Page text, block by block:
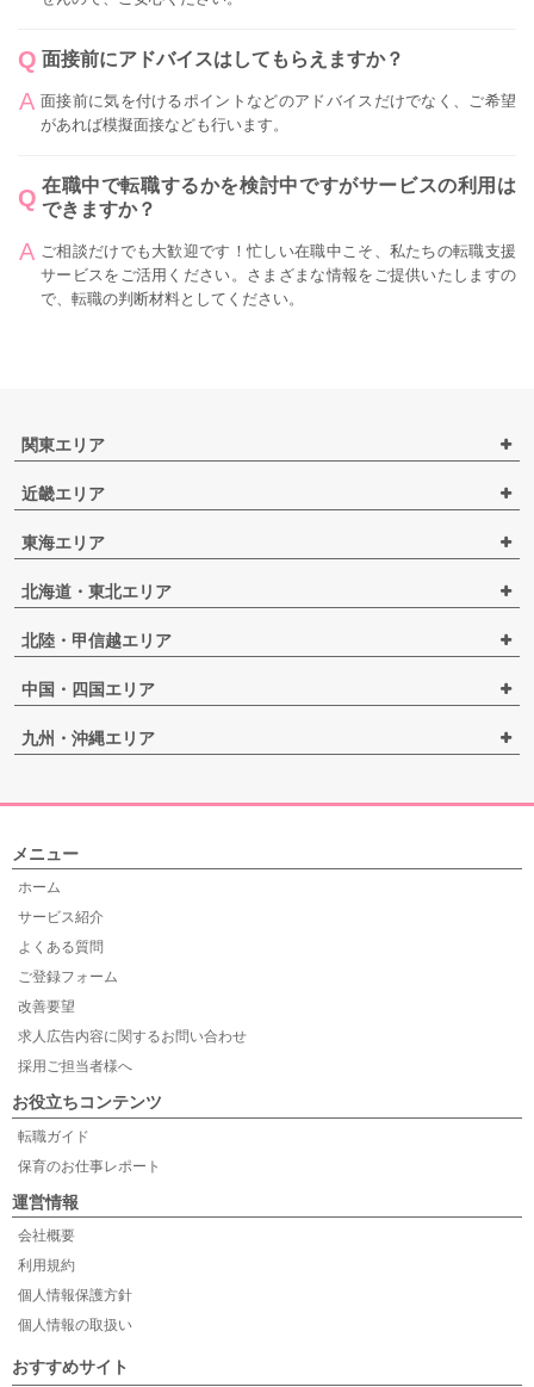
面接前にアドバイスはしてもらえますか？
面接前に気を付けるポイントなどのアドバイスだけでなく、ご希望
があれば模擬面接なども行います。
在職中で転職するかを検討中ですがサービスの利用は
できますか？
ご相談だけでも大歓迎です！忙しい在職中こそ、私たちの転職支援
サービスをご活用ください。さまざまな情報をご提供いたしますの
で、転職の判断材料としてください。
関東エリア
近畿エリア
東海エリア
北海道・東北エリア
北陸・甲信越エリア
中国・四国エリア
九州・沖縄エリア
メニュー
ホーム
サービス紹介
よくある質問
ご登録フォーム
改善要望
求人広告内容に関するお問い合わせ
採用ご担当者様へ
お役立ちコンテンツ
転職ガイド
保育のお仕事レポート
運営情報
会社概要
利用規約
個人情報保護方針
個人情報の取扱い
おすすめサイト